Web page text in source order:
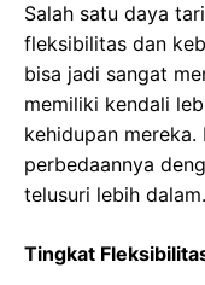
Salah satu daya
fleksibilitas dan
bisa jadi sangat
memiliki kendali
kehidupan mereka.
perbedaannya
telusuri lebih dalam.
Tingkat